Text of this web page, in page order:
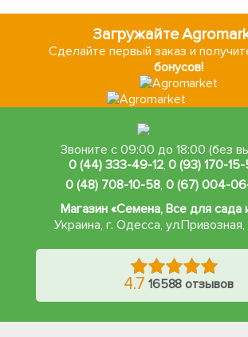
Загружайте
Сделайте первый заказ и
бонусов!
Звоните с 09:00 до 18:00 (без
0 (44) 333-49-12,0 (93) 170-
0 (48) 708-10-58, 0 (67) 004-
Магазин «Семена, Все для сада
Украина, г. Одесса, ул.Привозная,
4.7 16588 отзывов